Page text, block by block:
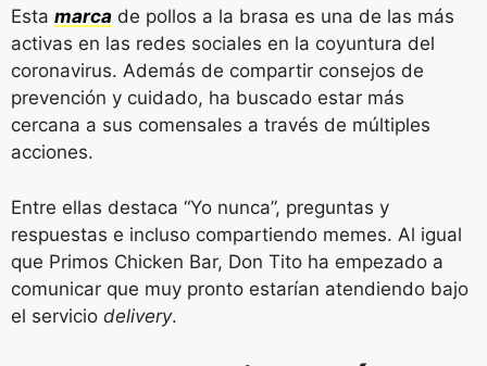
Esta marca de pollos a la brasa es una de las más
activas en las redes sociales en la coyuntura del
coronavirus. Además de compartir consejos de
prevención y cuidado, ha buscado estar más
cercana a sus comensales a través de múltiples
acciones.
Entre ellas destaca “Yo nunca”, preguntas y
respuestas e incluso compartiendo memes. Al igual
que Primos Chicken Bar, Don Tito ha empezado a
comunicar que muy pronto estarían atendiendo bajo
el servicio delivery.